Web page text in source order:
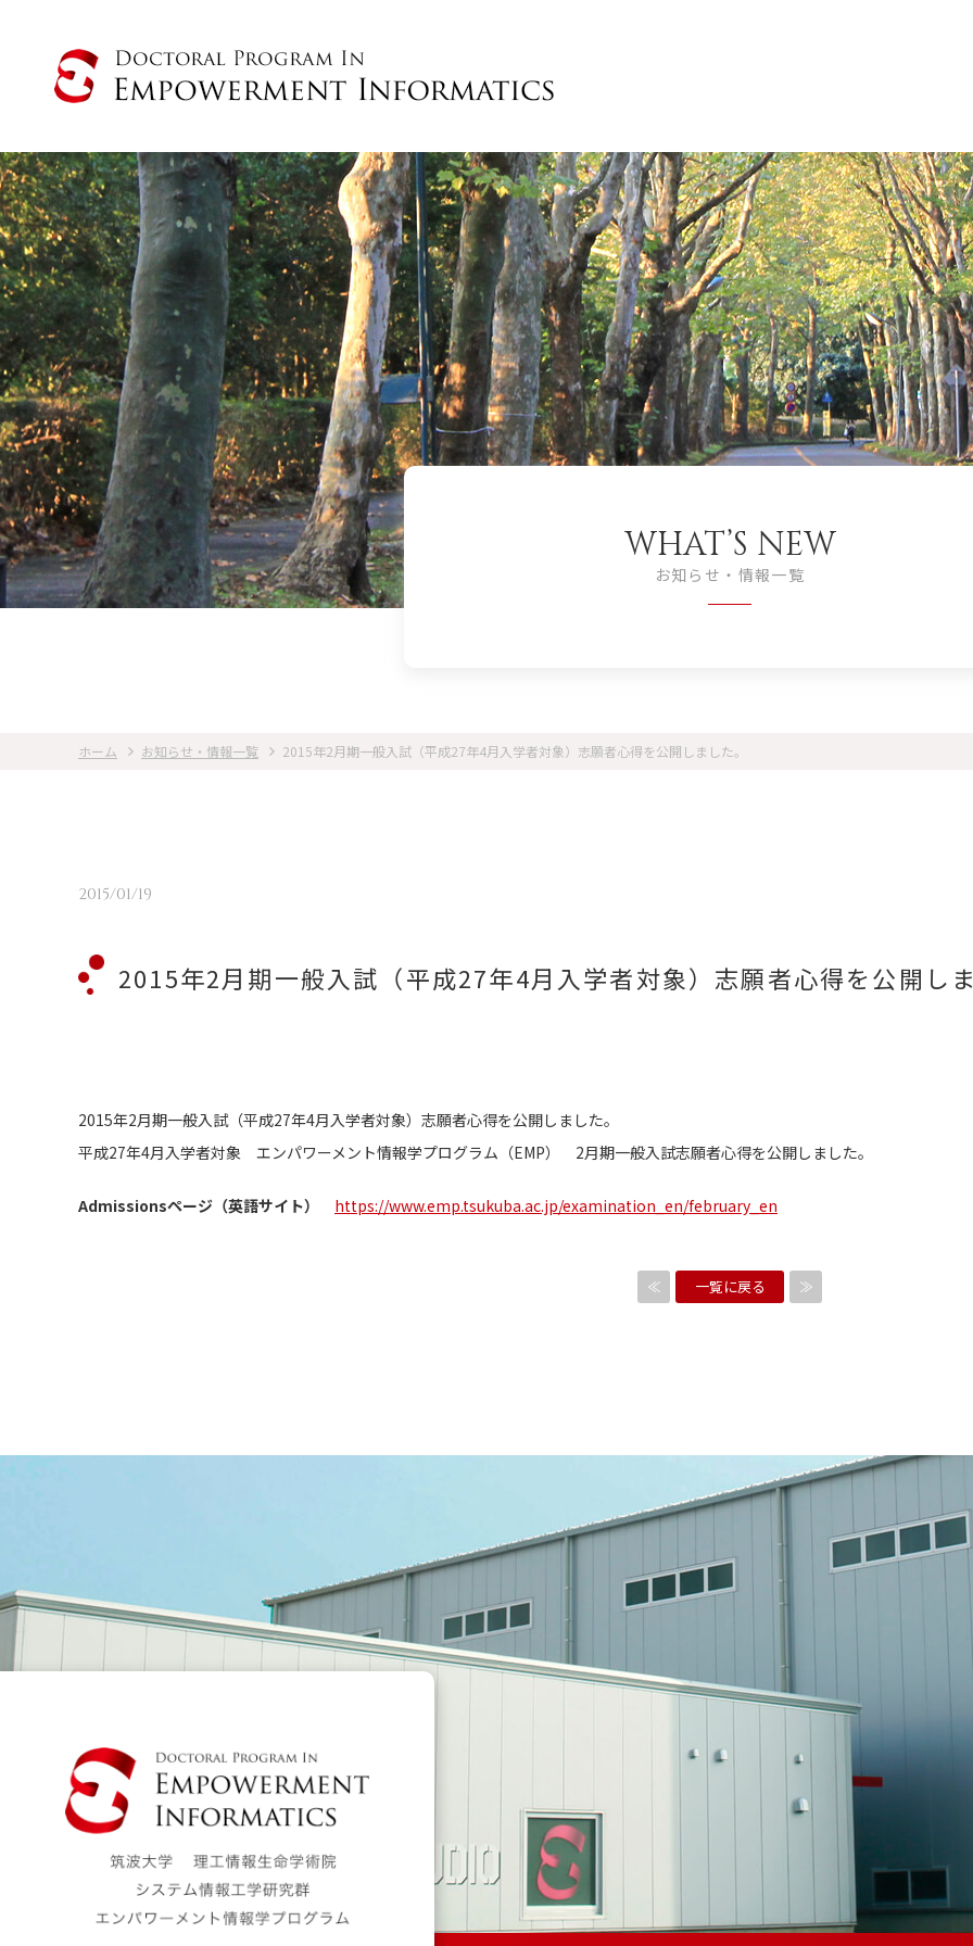
WHAT’S NEW
お知らせ・情報一覧
ホーム お知らせ・情報一覧 2015年2月期一般入試（平成27年4月入学者対象）志願者心得を公開しました。
2015/01/19
2015年2月期一般入試（平成27年4月入学者対象）志願者心得を公開し
2015年2月期一般入試（平成27年4月入学者対象）志願者心得を公開しました。
平成27年4月入学者対象 エンパワーメント情報学プログラム（EMP） 2月期一般入試志願者心得を公開しました。
Admissionsページ（英語サイト） https://www.emp.tsukuba.ac.jp/examination_en/february_en
≪ 一覧に戻る ≫